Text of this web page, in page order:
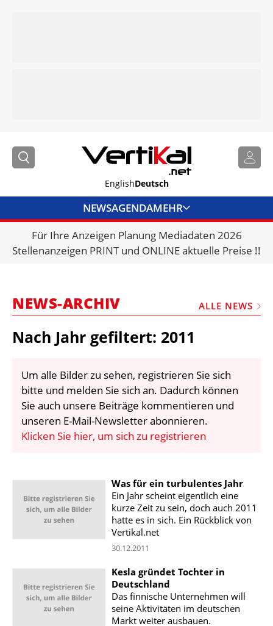
EnglishDeutsch
NEWSAGENDAMEHR
BRANCHENLINKS
VERMIETER
MARKTPLATZ
BIBLIOTHEK
KRAN & BÜHNE
MEDIADATEN
WÄHRUNGSRECHNER
KONTAKT
Für Ihre Anzeigen Planung Mediadaten 2026
Stellenanzeigen PRINT und ONLINE aktuelle Preise !!
NEWS-ARCHIV ALLE NEWS
Nach Jahr gefiltert: 2011
Um alle Bilder zu sehen, registrieren Sie sich
bitte und melden Sie sich an. Dadurch können
Sie auch unsere Beiträge kommentieren und
unseren E-Mail-Newsletter abonnieren.
Klicken Sie hier, um sich zu registrieren
Was für ein turbulentes Jahr
Ein Jahr scheint eigentlich eine
kurze Zeit zu sein, doch auch 2011
hatte es in sich. Ein Rückblick von
Vertikal.net
30.12.2011
Kesla gründet Tochter in
Deutschland
Das finnische Unternehmen will
seine Aktivitäten im deutschen
Markt weiter ausbauen.